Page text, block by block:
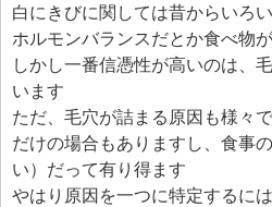
白にきびに関しては昔からいろ
ホルモンバランスだとか食べ物
しかし一番信憑性が高いのは、
います
ただ、毛穴が詰まる原因も様々
だけの場合もありますし、食事
い）だって有り得ます
やはり原因を一つに特定するに